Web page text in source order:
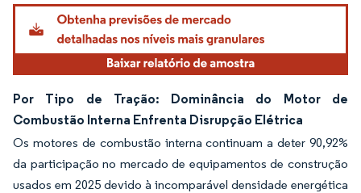
Por Tipo de Tração: Dominância do Motor de
Combustão Interna Enfrenta Disrupção Elétrica
Os motores de combustão interna continuam a deter 90,92%
da participação no mercado de equipamentos de construção
usados em 2025 devido à incomparável densidade energética